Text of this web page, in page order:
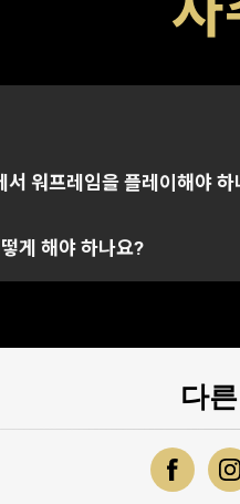
임 내 아이템을 해금할 수
정에 한정으로 연결될 수
워프레임을 플레이해야 하
계정이 연결된 모든 플랫
있는 점 참조해주시기 바
게 해야 하나요?
을 수도 있습니다. 특정 문
다